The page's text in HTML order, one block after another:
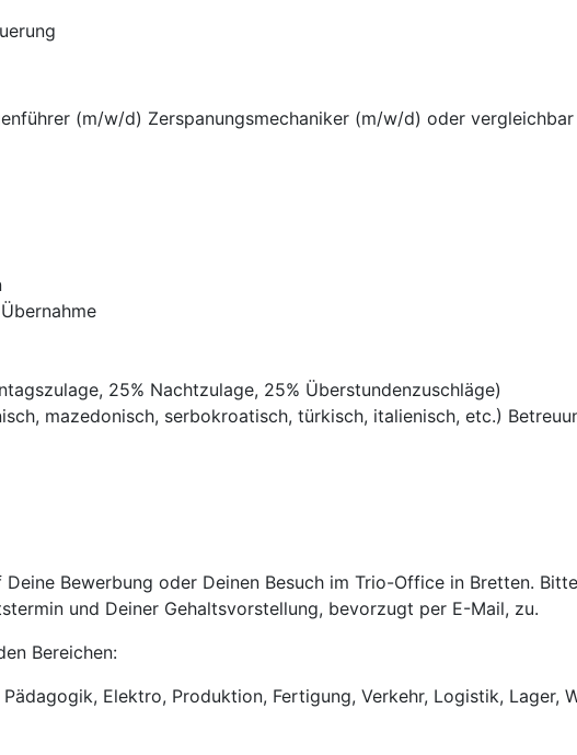
(m/w/d) Zerspanungsmechaniker (m/w/d) oder vergleichbar
25% Nachtzulage, 25% Überstundenzuschläge)
mazedonisch, serbokroatisch, türkisch, italienisch, etc.)
Bewerbung oder Deinen Besuch im Trio-Office in Bretten.
und Deiner Gehaltsvorstellung, bevorzugt per E-Mail, zu.
Bereichen:
Elektro, Produktion, Fertigung, Verkehr, Logistik, Lager,